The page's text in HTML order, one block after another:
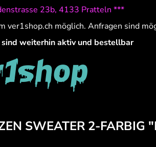
23b, 4133 Pratteln ***
ver1shop.ch möglich. Anfragen sind
sind weiterhin aktiv und bestellbar
SWEATER 2-FARBIG